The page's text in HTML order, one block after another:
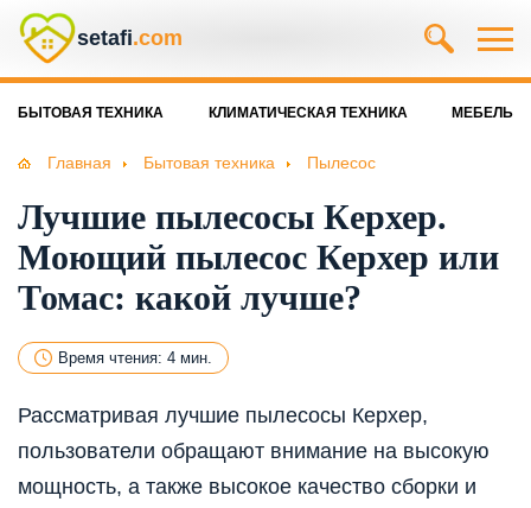
setafi.com
БЫТОВАЯ ТЕХНИКА КЛИМАТИЧЕСКАЯ ТЕХНИКА МЕБЕЛЬ
Главная Бытовая техника Пылесос
Лучшие пылесосы Керхер.
Моющий пылесос Керхер или
Томас: какой лучше?
Время чтения: 4 мин.
Рассматривая лучшие пылесосы Керхер,
пользователи обращают внимание на высокую
мощность, а также высокое качество сборки и